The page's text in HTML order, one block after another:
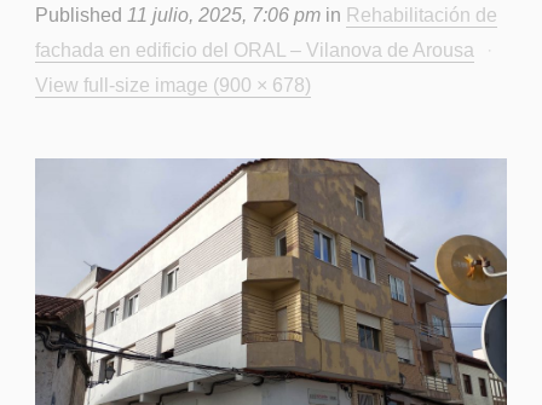
Published 11 julio, 2025, 7:06 pm in Rehabilitación de
fachada en edificio del ORAL – Vilanova de Arousa
·
View full-size image (900 × 678)